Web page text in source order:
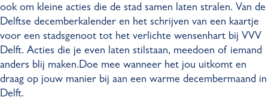
ook om kleine acties die de stad samen laten stralen. Van de
Delftse decemberkalender en het schrijven van een kaartje
voor een stadsgenoot tot het verlichte wensenhart bij VVV
Delft. Acties die je even laten stilstaan, meedoen of iemand
anders blij maken.Doe mee wanneer het jou uitkomt en
draag op jouw manier bij aan een warme decembermaand in
Delft.